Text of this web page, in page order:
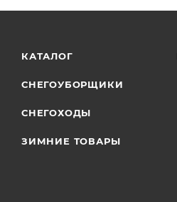
КАТАЛОГ
СНЕГОУБОРЩИКИ
СНЕГОХОДЫ
ЗИМНИЕ ТОВАРЫ